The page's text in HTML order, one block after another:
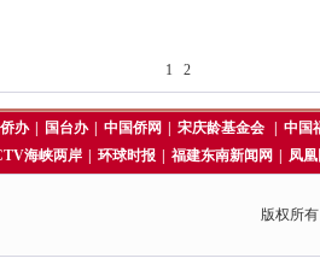
1 2
办 国台办 中国侨网 宋庆龄基金会 中国
海峡两岸
环球时报 福建东南新闻网 凤凰
版权所